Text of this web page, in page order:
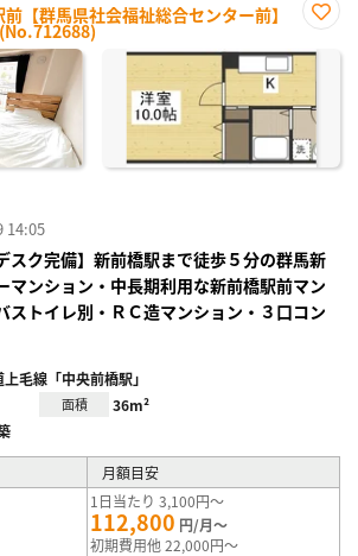
【群馬県社会福祉総合センター前】
に入
14:05
スク完備】新前橋駅まで徒歩５分の群馬新
マンション・中長期利用な新前橋駅前マン
ストイレ別・ＲＣ造マンション・３口コン
毛線「中央前橋駅」
面積 36m²
月額目安
1日当たり 3,100円～
112,800 円/月～
初期費用他 22,000円～